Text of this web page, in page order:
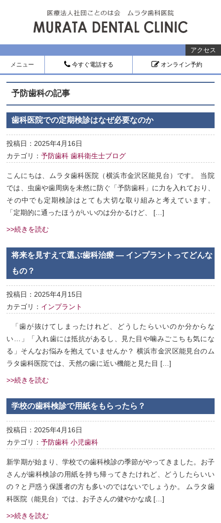
アクセス
メニュー 今すぐ電話する オンライン予約
予防歯科の記事
歯科医院での定期検診はなぜ必要なのか
投稿日：2025年4月16日
カテゴリ：予防歯科 歯科衛生士ブログ
こんにちは、ムラタ歯科医院（横浜市金沢区能見台）です。 当院
では、虫歯や歯周病を未然に防ぐ「予防歯科」に力を入れており、
その中でも定期検診はとても大切な取り組みと考えています。
「定期的に通ったほうがいいのは分かるけど、 […]
>>続きを読む
将来を見すえて選ぶ歯科治療 ― インプラントってどんな
もの？
投稿日：2025年4月15日
カテゴリ： インプラント
「歯が抜けてしまったけれど、どうしたらいいのか分からな
い…」「入れ歯には抵抗があるし、見た目や噛みごこちも気にな
る」そんなお悩みを抱えていませんか？ 横浜市金沢区能見台のム
ラタ歯科医院では、天然の歯に近い機能と見た目 […]
>>続きを読む
学校の歯科検診で用紙をもらったら？
投稿日：2025年4月16日
カテゴリ：予防歯科 小児歯科
新学期が始まり、学校での歯科検診の季節がやってきました。お子
さんが歯科検診の用紙を持ち帰ってきたけれど、どうしたらいい
の？と戸惑う保護者の方も多いのではないでしょうか。 ムラタ歯
科医院（能見台）では、お子さんの健やかな成 […]
>>続きを読む